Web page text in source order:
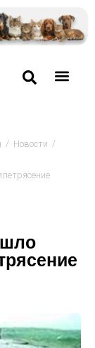
/ Новости /